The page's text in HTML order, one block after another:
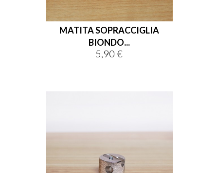
MATITA SOPRACCIGLIA
BIONDO...
Prezzo
5,90 €